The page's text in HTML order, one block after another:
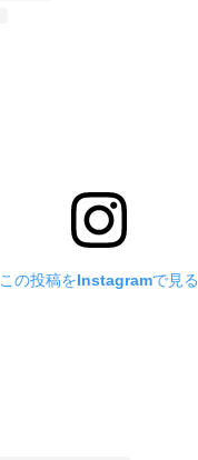
この投稿をInstagramで見る